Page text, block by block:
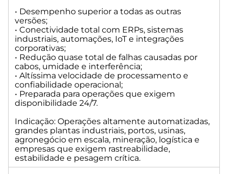
• Desempenho superior a todas as outras
versões;
• Conectividade total com ERPs, sistemas
industriais, automações, IoT e integrações
corporativas;
• Redução quase total de falhas causadas por
cabos, umidade e interferência;
• Altíssima velocidade de processamento e
confiabilidade operacional;
• Preparada para operações que exigem
disponibilidade 24/7.
Indicação: Operações altamente automatizadas,
grandes plantas industriais, portos, usinas,
agronegócio em escala, mineração, logística e
empresas que exigem rastreabilidade,
estabilidade e pesagem crítica.